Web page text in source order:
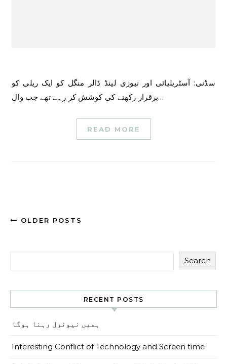
سڈنی: آسٹریلیائی اور نیوزی لینڈ ڈالر منگل کو ایک ریلی کو
برقرار رکھنے کی کوشش کر رہے تھے جب وال…
READ MORE
OLDER POSTS
Search
RECENT POSTS
ہمیں نیوٹرل رہنا ہوگا
Interesting Conflict of Technology and Screen time